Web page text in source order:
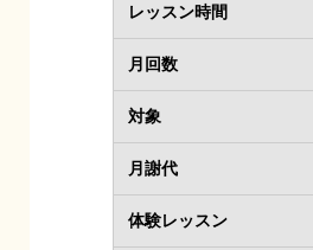
レッスン時間
月回数
対象
月謝代
体験レッスン